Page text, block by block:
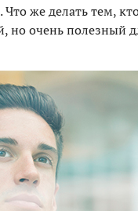
же делать тем,
но очень полезный